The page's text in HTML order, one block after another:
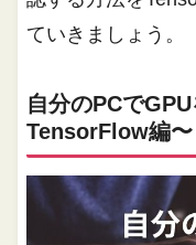
ていきましょう。
自分のPCで
TensorFlow編〜